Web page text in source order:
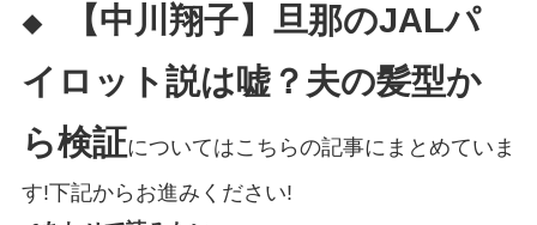
◆
【中川翔子】旦那のJALパ
イロット説は嘘？夫の髪型か
ら検証についてはこちらの記事にまとめていま
す!下記からお進みください!